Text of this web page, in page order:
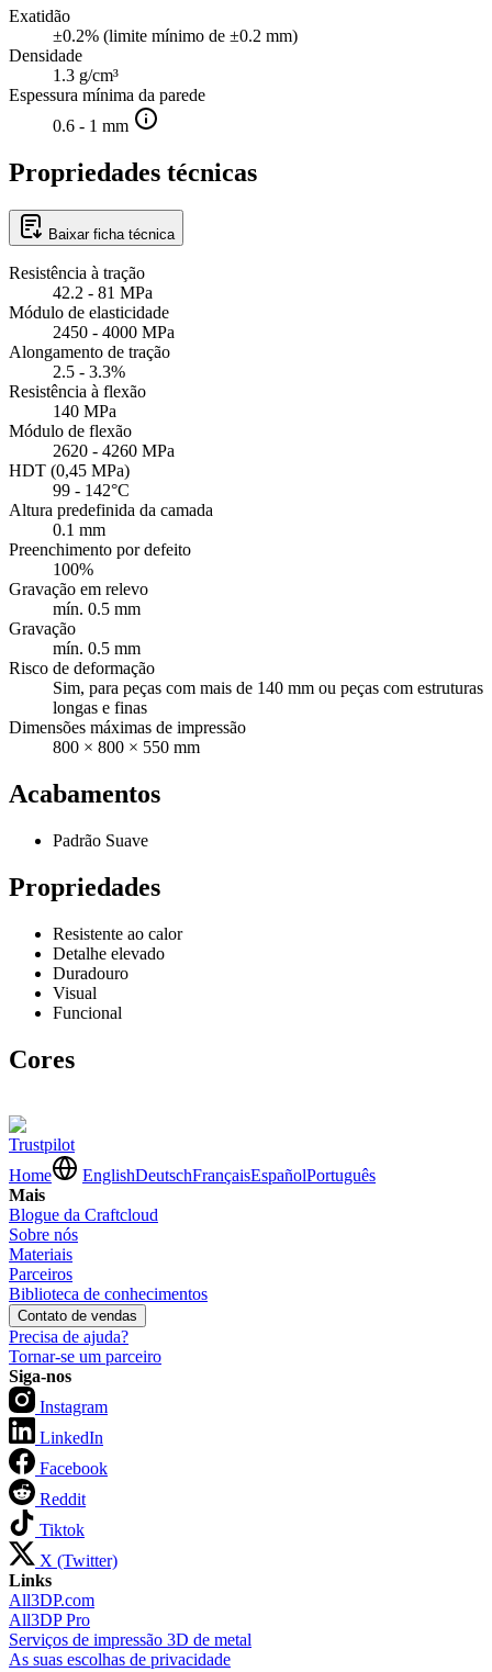
Exatidão
±0.2% (limite mínimo de ±0.2 mm)
Densidade
1.3 g/cm³
Espessura mínima da parede
0.6 - 1 mm
Propriedades técnicas
Baixar ficha técnica
Resistência à tração
42.2 - 81 MPa
Módulo de elasticidade
2450 - 4000 MPa
Alongamento de tração
2.5 - 3.3%
Resistência à flexão
140 MPa
Módulo de flexão
2620 - 4260 MPa
HDT (0,45 MPa)
99 - 142°C
Altura predefinida da camada
0.1 mm
Preenchimento por defeito
100%
Gravação em relevo
mín. 0.5 mm
Gravação
mín. 0.5 mm
Risco de deformação
Sim, para peças com mais de 140 mm ou peças com estruturas
longas e finas
Dimensões máximas de impressão
800 × 800 × 550 mm
Acabamentos
Padrão Suave
Propriedades
Resistente ao calor
Detalhe elevado
Duradouro
Visual
Funcional
Cores
Trustpilot
Home
EnglishDeutschFrançaisEspañolPortuguês
Mais
Blogue da Craftcloud
Sobre nós
Materiais
Parceiros
Biblioteca de conhecimentos
Contato de vendas
Precisa de ajuda?
Tornar-se um parceiro
Siga-nos
Instagram
LinkedIn
Facebook
Reddit
Tiktok
X (Twitter)
Links
All3DP.com
All3DP Pro
Serviços de impressão 3D de metal
As suas escolhas de privacidade